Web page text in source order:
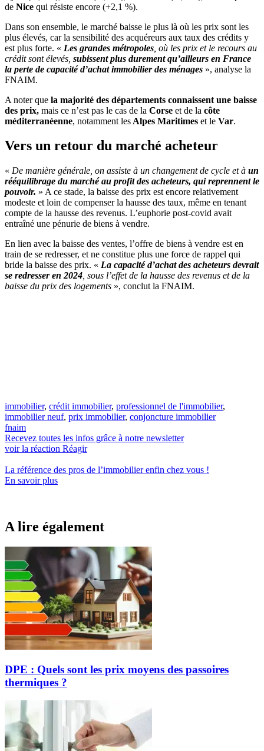
de Nice qui résiste encore (+2,1 %).
Dans son ensemble, le marché baisse le plus là où les prix sont les
plus élevés, car la sensibilité des acquéreurs aux taux des crédits y
est plus forte. « Les grandes métropoles , où les prix et le recours au
crédit sont élevés, subissent plus durement qu’ailleurs en France
la perte de capacité d’achat immobilier des ménages », analyse la
FNAIM.
A noter que la majorité des départements connaissent une baisse
des prix, mais ce n’est pas le cas de la Corse et de la côte
méditerranéenne, notamment les Alpes Maritimes et le Var.
Vers un retour du marché acheteur
« De manière générale, on assiste à un changement de cycle et à un
rééquilibrage du marché au profit des acheteurs, qui reprennent le
pouvoir. » A ce stade, la baisse des prix est encore relativement
modeste et loin de compenser la hausse des taux, même en tenant
compte de la hausse des revenus. L’euphorie post-covid avait
entraîné une pénurie de biens à vendre.
En lien avec la baisse des ventes, l’offre de biens à vendre est en
train de se redresser, et ne constitue plus une force de rappel qui
bride la baisse des prix. « La capacité d’achat des acheteurs devrait
se redresser en 2024 , sous l’effet de la hausse des revenus et de la
baisse du prix des logements », conclut la FNAIM.
immobilier, crédit immobilier, professionnel de l'immobilier,
immobilier neuf, prix immobilier, conjoncture immobilier
fnaim
Recevez toutes les infos grâce à notre newsletter
voir la réaction Réagir
La référence des pros de l’immobilierenfin chez vous !
En savoir plus
A lire également
DPE : Quels sont les prix moyens des passoires
thermiques ?